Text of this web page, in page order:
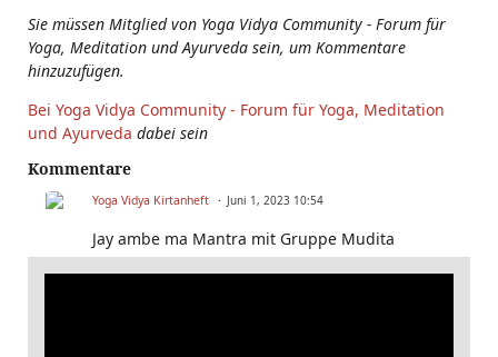
Sie müssen Mitglied von Yoga Vidya Community - Forum für
Yoga, Meditation und Ayurveda sein, um Kommentare
hinzuzufügen.
Bei Yoga Vidya Community - Forum für Yoga, Meditation
und Ayurveda dabei sein
Kommentare
Yoga Vidya Kirtanheft Juni 1, 2023 10:54
Jay ambe ma Mantra mit Gruppe Mudita